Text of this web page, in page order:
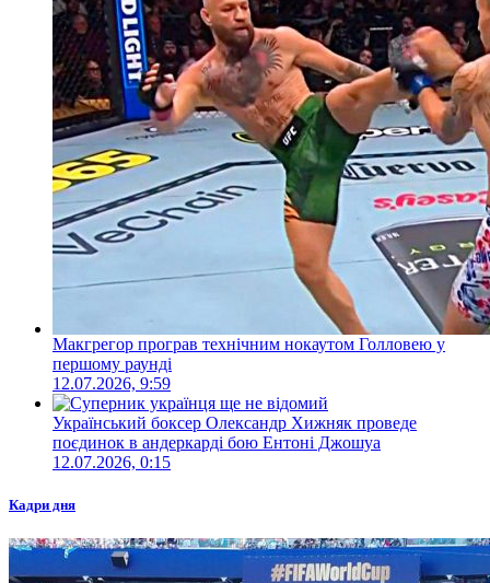
Макгрегор програв технічним нокаутом Голловею у
першому раунді
12.07.2026, 9:59
Український боксер Олександр Хижняк проведе
поєдинок в андеркарді бою Ентоні Джошуа
12.07.2026, 0:15
Кадри дня